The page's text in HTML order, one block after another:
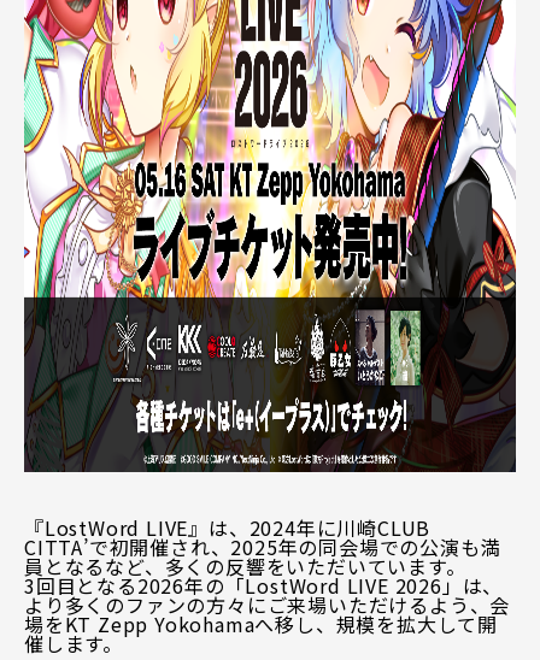
『LostWord LIVE』は、2024年に川崎CLUB
CITTA’で初開催され、2025年の同会場での公演も満
員となるなど、多くの反響をいただいています。
3回目となる2026年の「LostWord LIVE 2026」は、
より多くのファンの方々にご来場いただけるよう、会
場をKT Zepp Yokohamaへ移し、規模を拡大して開
催します。